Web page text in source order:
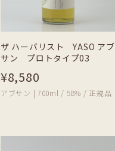
ザ ハーバリスト YASO アブ
サン プロトタイプ03
¥8,580
アブサン | 700ml / 58% / 正規品